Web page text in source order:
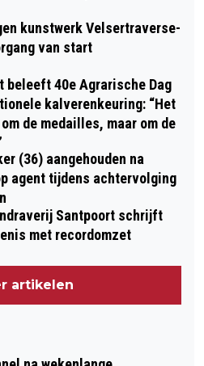
kunstwerk Velsertraverse-
van start
beleeft 40e Agrarische Dag
kalverenkeuring: “Het
de medailles, maar om de
(36) aangehouden na
agent tijdens achtervolging
Santpoort schrijft
met recordomzet
artikelen